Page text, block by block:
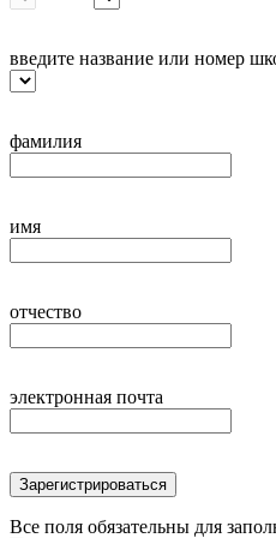
введите название или номер
фамилия
имя
отчество
электронная почта
Зарегистрироваться
Все поля обязательны для